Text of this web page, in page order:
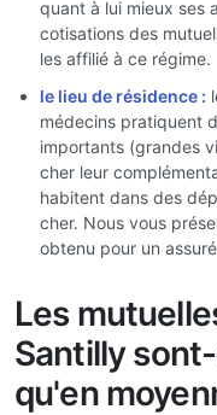
quant à lui mieux ses
cotisations des
les affilié à ce régime.
le lieu de résidence :
médecins pratiquent
importants (grandes
cher leur
habitent dans des
cher. Nous vous
obtenu pour un
Les
Santilly
qu'en